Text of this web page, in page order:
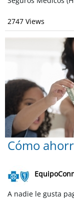
2747 Views
Cómo
A nadie le gusta